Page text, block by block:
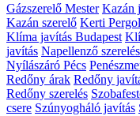
Gázszerelő Mester Kazán
Kazán szerelő Kerti
Klíma javítás Budapest
javítás Napellenző szerelés
Nyílászáró Pécs
Redőny árak Redőny
Redőny szerelés
csere Szúnyogháló javítás